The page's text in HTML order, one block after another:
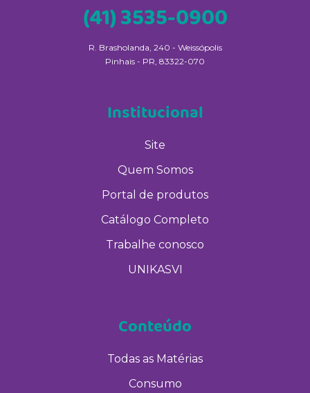
(41) 3535-0900
R. Brasholanda, 240 - Weissópolis
Pinhais - PR, 83322-070
Institucional
Site
Quem Somos
Portal de produtos
Catálogo Completo
Trabalhe conosco
UNIKASVI
Conteúdo
Todas as Matérias
Consumo